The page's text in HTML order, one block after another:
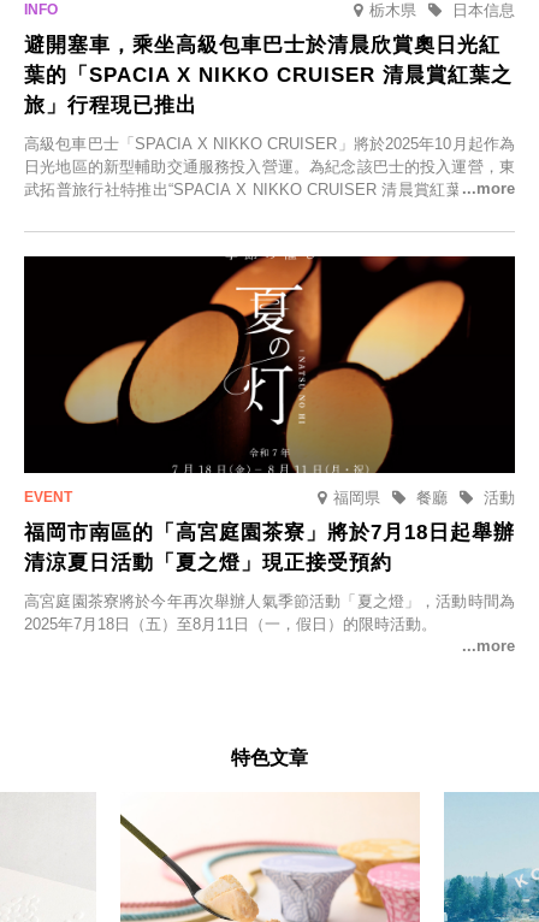
栃木県 日本信息
避開塞車，乘坐高級包車巴士於清晨欣賞奧日光紅
葉的「SPACIA X NIKKO CRUISER 清晨賞紅葉之
旅」行程現已推出
高級包車巴士「SPACIA X NIKKO CRUISER」將於2025年10月起作為
日光地區的新型輔助交通服務投入營運。為紀念該巴士的投入運營，東
武拓普旅行社特推出“SPACIA X NIKKO CRUISER 清晨賞紅葉之旅”，
福岡県 活動
餐廳
福岡市南區的「高宮庭園茶寮」將於7月18日起舉辦
清涼夏日活動「夏之燈」現正接受預約
高宮庭園茶寮將於今年再次舉辦人氣季節活動「夏之燈」，活動時間為
2025年7月18日（五）至8月11日（一，假日）的限時活動。
特色文章